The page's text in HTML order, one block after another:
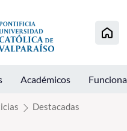
al contenido
Académicos
Destacadas